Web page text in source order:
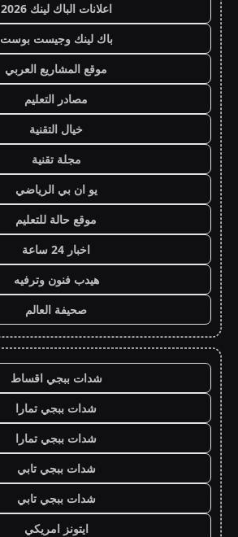
اعلانات الباك لينك 2026
باك لينك وجيست بوست
موقع المشاريع العربي
مصادر التعليم
خيال التقنية
مجلة تقنية
يو ان بي الرياضي
موقع حالة للتعليم
اخبار 24 ساعة
هيدب فنون وترفيه
صحيفة العالم
شدات ببجي اقساط
شدات ببجي تمارا
شدات ببجي تمارا
شدات ببجي تابي
شدات ببجي تابي
ايتونز امريكي